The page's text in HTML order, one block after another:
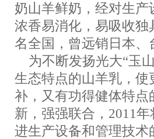
奶山羊鲜奶，经对生
浓香易消化，易吸收
名全国，曾远销日本
为不断发扬光大“玉
生态特点的山羊乳，
补，又有功得健体特
新，强强联合，2011
进生产设备和管理技